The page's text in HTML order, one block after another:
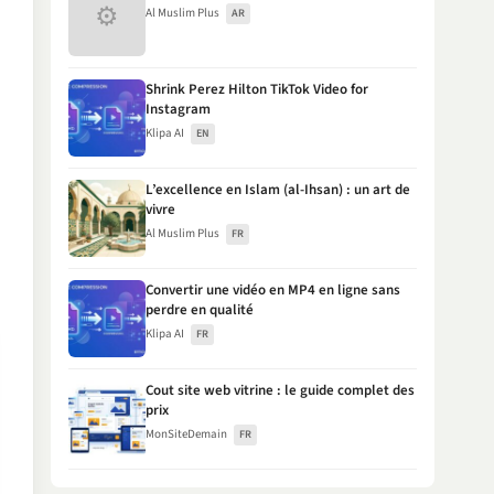
⚙ Al Muslim Plus AR
Shrink Perez Hilton TikTok Video for
Instagram
Klipa AI EN
L’excellence en Islam (al-Ihsan) : un art de
vivre
Al Muslim Plus FR
Convertir une vidéo en MP4 en ligne sans
perdre en qualité
Klipa AI FR
Cout site web vitrine : le guide complet des
prix
MonSiteDemain FR